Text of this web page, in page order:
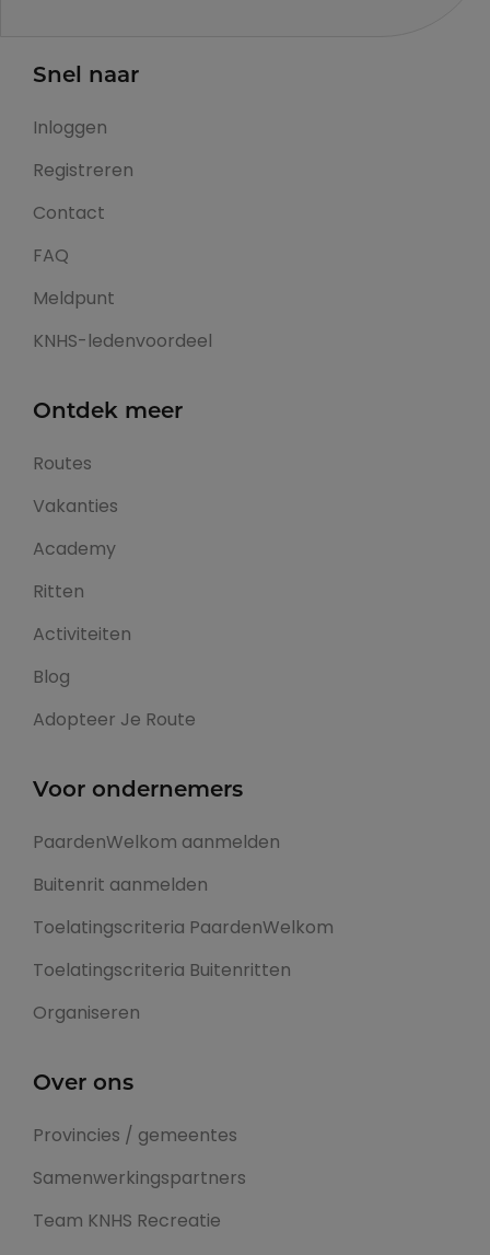
Snel naar
Inloggen
Registreren
Contact
FAQ
Meldpunt
KNHS-ledenvoordeel
Ontdek meer
Routes
Vakanties
Academy
Ritten
Activiteiten
Blog
Adopteer Je Route
Voor ondernemers
PaardenWelkom aanmelden
Buitenrit aanmelden
Toelatingscriteria PaardenWelkom
Toelatingscriteria Buitenritten
Organiseren
Over ons
Provincies / gemeentes
Samenwerkingspartners
Team KNHS Recreatie